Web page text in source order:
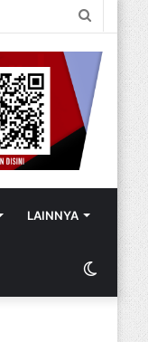
LAINNYA
Switch
skin